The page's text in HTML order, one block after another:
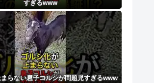
すぎるwww
らない息子コルシが問題児すぎるwww